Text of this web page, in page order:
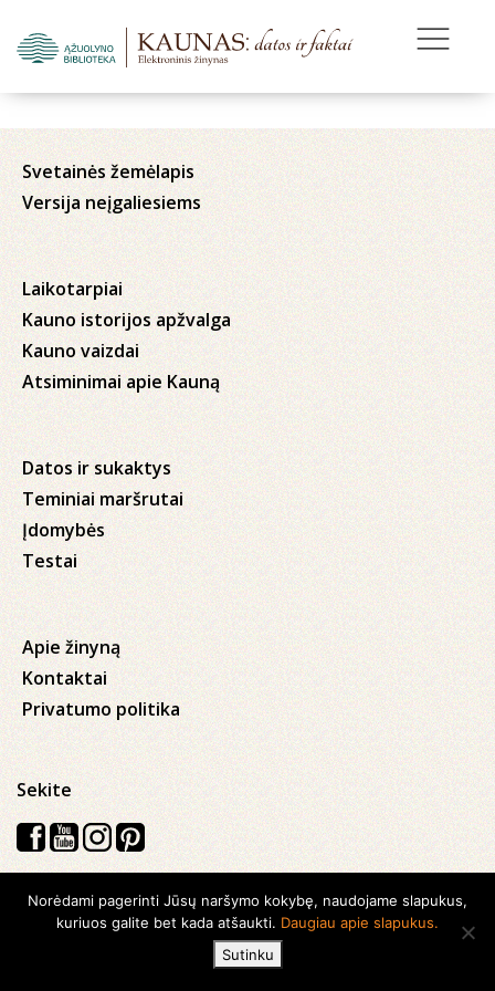
Svetainės žemėlapis
Versija neįgaliesiems
Laikotarpiai
Kauno istorijos apžvalga
Kauno vaizdai
Atsiminimai apie Kauną
Datos ir sukaktys
Teminiai maršrutai
Įdomybės
Testai
Apie žinyną
Kontaktai
Privatumo politika
Sekite
Visos teisės saugomos © 2026 Kauno apskrities viešoji Ąžuolyno
biblioteka
Norėdami pagerinti Jūsų naršymo kokybę, naudojame slapukus,
kuriuos galite bet kada atšaukti. Daugiau apie slapukus.
Sutinku